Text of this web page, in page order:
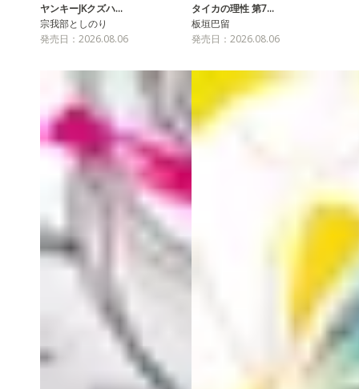
ヤンキーJKクズハ…
宗我部としのり
発売日：2026.08.06
タイカの理性 第7…
板垣巴留
発売日：2026.08.06